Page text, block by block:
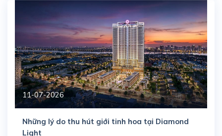
Sunshine Marina rộng 55 ha đang chứng minh tư duy
11-07-2026
Những lý do thu hút giới tinh hoa tại Diamond
Light